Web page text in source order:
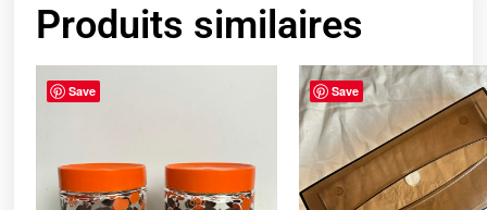
Produits similaires
Save Save